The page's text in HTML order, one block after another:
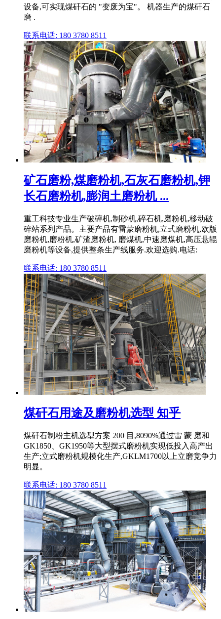
设备,可实现煤矸石的 "变废为宝"。 机器生产的煤矸石
磨 .
联系电话: 180 3780 8511
矿石磨粉,煤磨粉机,石灰石磨粉机,钾
长石磨粉机,膨润土磨粉机 ...
重工科技专业生产破碎机,制砂机,碎石机,磨粉机,移动破
碎站系列产品。主要产品有雷蒙磨粉机,立式磨粉机,欧版
磨粉机,磨粉机,矿渣磨粉机, 磨煤机,中速磨煤机,高压悬辊
磨粉机等设备,提供整条生产线服务.欢迎选购.电话:
联系电话: 180 3780 8511
煤矸石用途及磨粉机选型 知乎
煤矸石制粉主机选型方案 200 目,8090%通过雷 蒙 磨和
GK1850、GK1950等大型摆式磨粉机实现低投入高产出
生产;立式磨粉机规模化生产,GKLM1700以上立磨竞争力
明显。
联系电话: 180 3780 8511